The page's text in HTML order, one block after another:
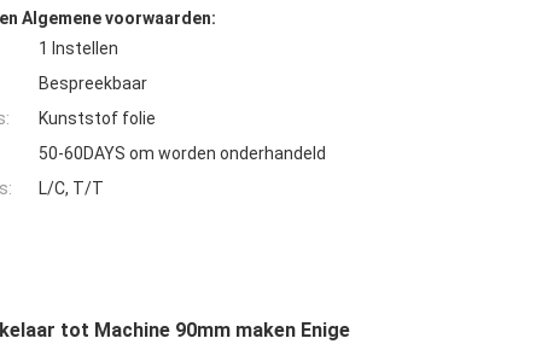
Algemene voorwaarden:
1 Instellen
Bespreekbaar
Kunststof folie
50-60DAYS om worden onderhandeld
L/C, T/T
tot Machine 90mm maken Enige